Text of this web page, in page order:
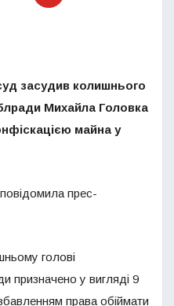
засудив колишнього
Михайла Головка
майна у
прес-
голові
призначено у вигляді 9
права обіймати